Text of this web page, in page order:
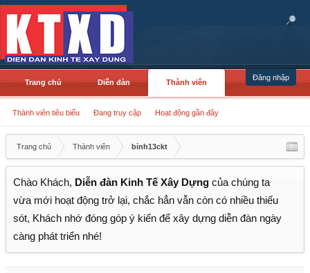
Đăng nhập
Trang chủ Diễn đàn Thành viên
Thành viên tiêu biểu Đang truy cập Hoạt động gần đây
Trang chủ Thành viên bỉnh13ckt
Chào Khách, Diễn đàn Kinh Tế Xây Dựng của chúng ta
vừa mới hoạt động trở lại, chắc hẳn vẫn còn có nhiều thiếu
sót, Khách nhớ đóng góp ý kiến để xây dựng diễn đàn ngày
càng phát triển nhé!